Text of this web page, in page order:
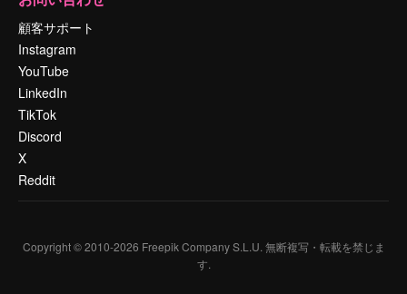
顧客サポート
Instagram
YouTube
LinkedIn
TikTok
Discord
X
Reddit
Copyright © 2010-2026 Freepik Company S.L.U. 無断複写・転載を禁じま
す.